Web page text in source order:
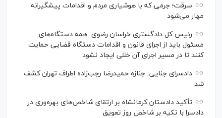
سرقت؛ جرمی که با هوشیاری مردم و اقدامات پیشگیرانه
مهار می‌شود
رئیس کل دادگستری خراسان رضوی: همه دستگاه‌های
مسئول باید از اجرای قانون و اقدامات دستگاه قضایی حمایت
کنند تا در مسیر اجرای آن خللی ایجاد نشود
دادسرای جنایی: جنازه حمیدرضا رجب‌زاده اطراف تهران کشف
شد
تأکید دادستان کرمانشاه بر ارتقای شاخص‌های بهره‌وری در
دادسرا با تکیه بر شاخص روز تعویق